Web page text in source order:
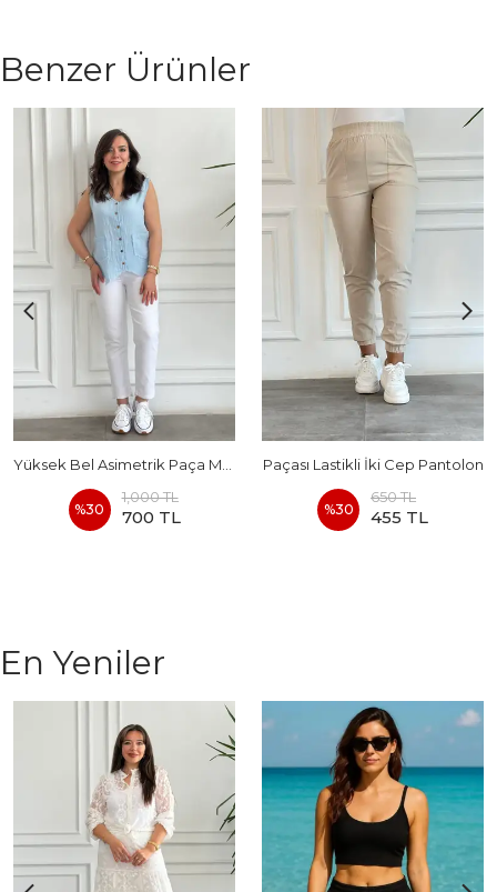
Benzer Ürünler
%30
1,000 TL
700 TL
Paçası Lastikli İki Cep Pantolon
%30
650 TL
455 TL
En Yeniler